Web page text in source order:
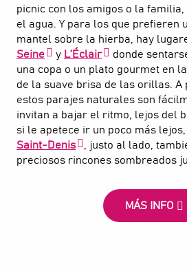
picnic con los amigos o la familia,
el agua. Y para los que prefieren
mantel sobre la hierba, hay
Seine
y L’Éclair
donde
una copa o un plato gourmet en
de la suave brisa de las orillas. A
estos parajes naturales son
invitan a bajar el ritmo, lejos del
si le apetece ir un poco más lejos,
Saint-Denis
, justo al lado,
preciosos rincones sombreados
MÁS INFO